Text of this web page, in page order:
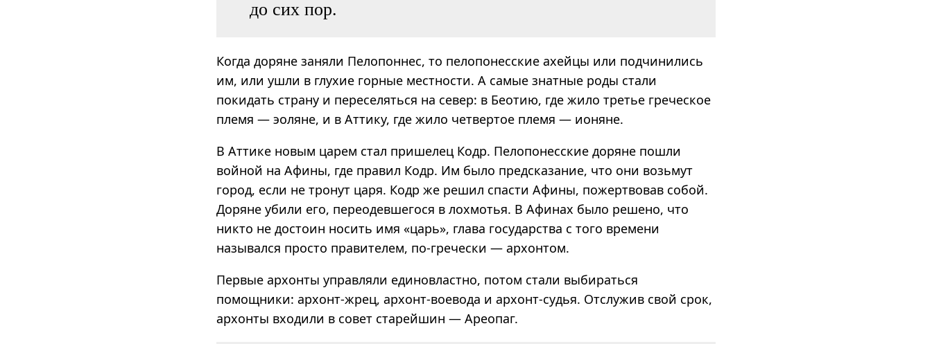
до сих пор.
Когда доряне заняли Пелопоннес, то пелопонесские ахейцы или подчинились
им, или ушли в глухие горные местности. А самые знатные роды стали
покидать страну и переселяться на север: в Беотию, где жило третье греческое
племя — эоляне, и в Аттику, где жило четвертое племя — ионяне.
В Аттике новым царем стал пришелец Кодр. Пелопонесские доряне пошли
войной на Афины, где правил Кодр. Им было предсказание, что они возьмут
город, если не тронут царя. Кодр же решил спасти Афины, пожертвовав собой.
Доряне убили его, переодевшегося в лохмотья. В Афинах было решено, что
никто не достоин носить имя «царь», глава государства с того времени
назывался просто правителем, по-гречески — архонтом.
Первые архонты управляли единовластно, потом стали выбираться
помощники: архонт-жрец, архонт-воевода и архонт-судья. Отслужив свой срок,
архонты входили в совет старейшин — Ареопаг.